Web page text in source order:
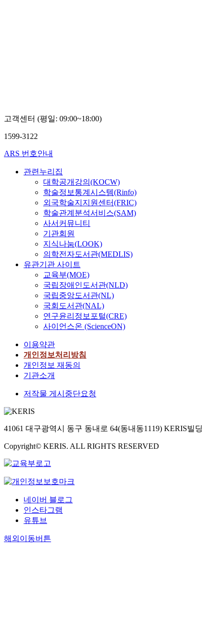
고객센터 (평일: 09:00~18:00)
1599-3122
ARS 번호안내
관련누리집
대학공개강의(KOCW)
학술정보통계시스템(Rinfo)
외국학술지지원센터(FRIC)
학술관계분석서비스(SAM)
사서커뮤니티
기관회원
지식나눔(LOOK)
의학전자도서관(MEDLIS)
유관기관 사이트
교육부(MOE)
국립장애인도서관(NLD)
국립중앙도서관(NL)
국회도서관(NAL)
연구윤리정보포털(CRE)
사이언스온 (ScienceON)
이용약관
개인정보처리방침
개인정보 재동의
기관소개
저작물 게시중단요청
41061 대구광역시 동구 동내로 64(동내동1119) KERIS빌딩
Copyright© KERIS. ALL RIGHTS RESERVED
네이버 블로그
인스타그램
유튜브
해외이동버튼